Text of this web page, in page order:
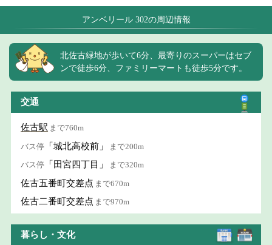
アンベリール 302の周辺情報
北佐古緑地が歩いて6分、最寄りのスーパーはセブ
ンで徒歩6分、ファミリーマートも徒歩5分です。
交通
佐古駅 まで760m
バス停 「城北高校前」 まで200m
バス停 「田宮四丁目」 まで320m
佐古五番町交差点 まで670m
佐古二番町交差点 まで970m
暮らし・文化